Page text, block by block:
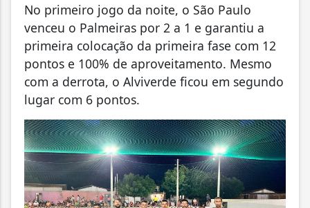
No primeiro jogo da noite, o São Paulo
venceu o Palmeiras por 2 a 1 e garantiu a
primeira colocação da primeira fase com 12
pontos e 100% de aproveitamento. Mesmo
com a derrota, o Alviverde ficou em segundo
lugar com 6 pontos.